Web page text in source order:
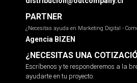
PARTNER
¿Necesitas ayuda en Marketing Digital -
Agencia BIZEN
¿NECESITAS UNA
Escríbenos y te responderemos a la
ayudarte en tu proyecto.